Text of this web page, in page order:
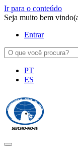
Ir para o conteúdo
Seja muito bem
Entrar
PT
ES